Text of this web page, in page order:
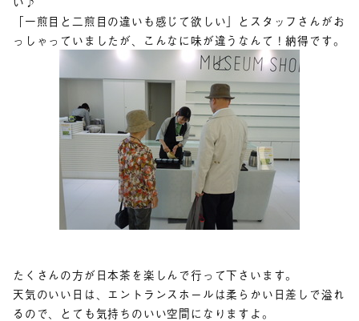
「一煎目と二煎目の違いも感じて欲しい」とスタッフさんがお
っしゃっていましたが、こんなに味が違うなんて！納得です。
たくさんの方が日本茶を楽しんで行って下さいます。
天気のいい日は、エントランスホールは柔らかい日差しで溢れ
るので、とても気持ちのいい空間になりますよ。